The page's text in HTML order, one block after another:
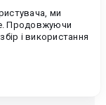
другу
ми
Продовжуючи
і використання